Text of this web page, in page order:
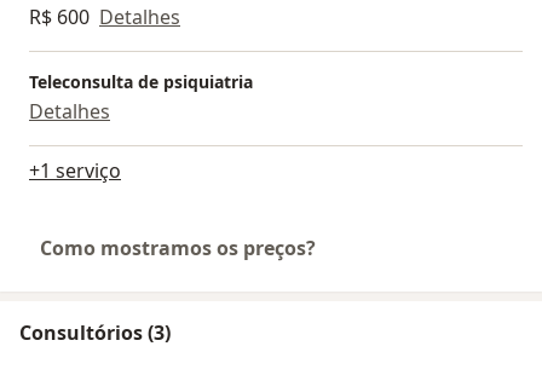
R$ 600 Detalhes
Teleconsulta de psiquiatria
Detalhes
+1 serviço
Como mostramos os preços?
Consultórios (3)